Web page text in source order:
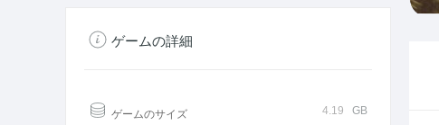
ゲームの詳細
ゲームのサイズ 4.19 GB